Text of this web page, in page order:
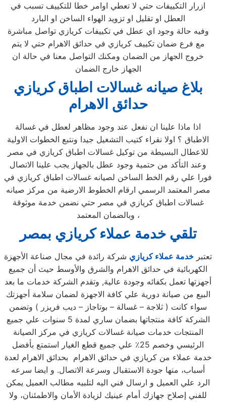
ازرار التكييفات حتي لا تعطي اوامر خطا للتكييف تسبب في
العطل او تقليل او تزويد الهواء الساخن او البارد
وفيه حالة وجود اي عطل في تكييفات كريازي تواصل مباشرة
مع فرع ضمان تكييف كريازي في حدائق الاهرام حتي لا يتم
خروج الجهاز من الضمان ومكنك التواصل معنا في حالة ان
الجهاز خارج الضمان
بلاغ صيانه غسالات اطباق كريازي
حدائق الاهرام
اذا ماذا علينا ان نفعل عند وجود مظاهر لعطل في غسالة
الاطباق ؟ اولا نقراء كتيب التشغيل جيدا ونتبع الخطوات الاولية
للاعطال البسيطة من توكيل غسالات اطباق كريازي في مصر
وعند التأكد من حتمية وجود عطل بالجهاز يجب علينا الاتصال
فورا علي رقم الخط الساخن لصيانه غسالات اطباق كريازي في
مصر المعتمد الرسمي ارقام الخطوط الارضية من مركز صيانه
غسالات اطباق كريازي في مصر حتي نضمن خدمة موثوقة
وبالضمان المعتمد ،
تلقي خدمة عملاء كريازي بمصر
تعتبر خدمة عملاء كريازي شركة رائدة في مجال صناعة الأجهزة
الكهربائية في حدائق الاهرام والشرق والأوسط حيث أن جميع
أجهزتها تعمل بكفائه وجودة عالية, وتقدم الشركة خدمات ما بعد
البيع من صيانة دورية علي كافة الاجهزة لضمان سلامة أجهزتك
سواء كانت ( ثلاجة – غسالة – بوتاجاز – ديب فريزر ) وتضمن
الشركة كافة منتجاتها بضمان ساري لمدة 5 سنوات علي جميع
المنتجات خدمات صيانة غسالات كريازي في مركز الصيانة
الرئيسي وخصم 25٪ علي جميع قطع الغيار استمتع بأفضل
خدمة عملاء من كريازي في حدائق الاهرام بحدائق الاهرام لعدة
أسباب، منها جودة الاستقبال وسرعة الاتصال. و ايضا سرعه
الرد علي العميل و ارسال فني اليه لتلبيه مطالب العميل يمكن
للفني إصلاح جهازك أمام عينيك لزيادة الأمان والاطمئنان، ولا